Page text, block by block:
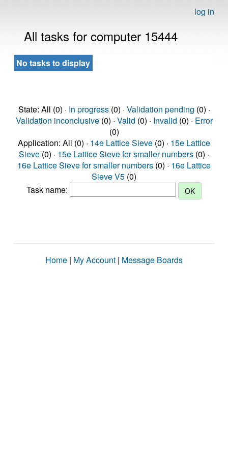
log in
All tasks for computer 15444
No tasks to display
State: All (0) · In progress(0) · Validation pending (0) ·
Validation inconclusive(0) · Valid (0) · Invalid (0) · Error
(0)
Application: All (0) · 14e Lattice Sieve (0) · 15e Lattice
Sieve (0) · 15e Lattice Sieve for smaller numbers (0) ·
16e Lattice Sieve for smaller numbers (0) · 16e Lattice
Sieve V5 (0)
Task name:
Home | My Account | Message Boards